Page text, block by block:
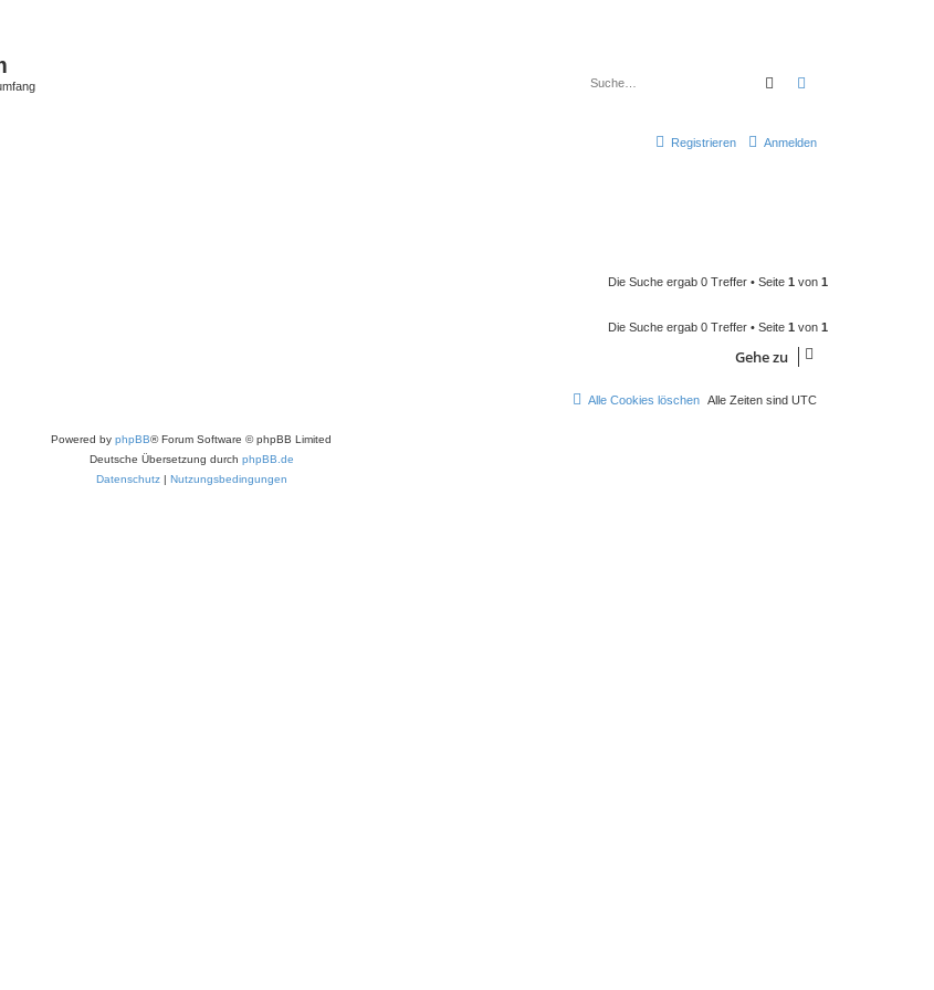
Suche
Anmelden
Registrieren
Die Suche ergab 0 Treffer • Seite 1 von 1
Die Suche ergab 0 Treffer • Seite 1 von 1
Gehe zu
Alle Zeiten sind UTC
Alle Cookies löschen
Powered by phpBB® Forum Software © phpBB Limited
Deutsche Übersetzung durch phpBB.de
Datenschutz| Nutzungsbedingungen